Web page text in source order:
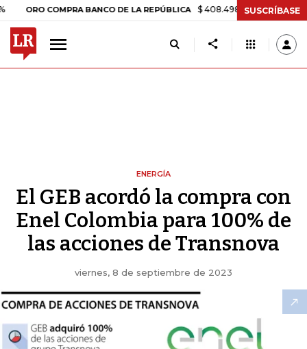
COMPRA BANCO DE LA REPÚBLICA $ 408.498,97 +$ 8.753,81 +2,19%
SUSCRÍBASE
ENERGÍA
El GEB acordó la compra con
Enel Colombia para 100% de
las acciones de Transnova
viernes, 8 de septiembre de 2023